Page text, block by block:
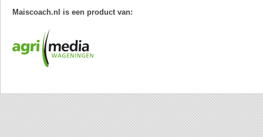
Maiscoach.nl is een product van: